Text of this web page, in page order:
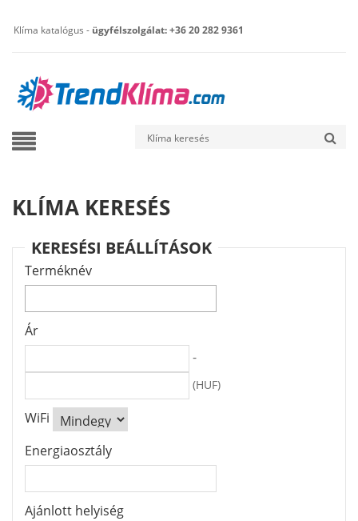
Klíma katalógus - ügyfélszolgálat: +36 20 282 9361
KLÍMA KERESÉS
KERESÉSI BEÁLLÍTÁSOK
Terméknév
Ár
-
(HUF)
WiFi
Energiaosztály
Ajánlott helyiség